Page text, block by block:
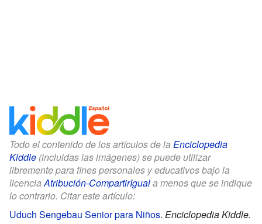
Todo el contenido de los artículos de la Enciclopedia
Kiddle (incluidas las imágenes) se puede utilizar
libremente para fines personales y educativos bajo la
licenciaAtribución-CompartirIguala menos que se indique
lo contrario. Citar este artículo:
Uduch Sengebau Senior para Niños. Enciclopedia Kiddle.